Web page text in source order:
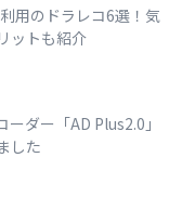
用のドラレコ6選！気
ットも紹介
ダー「AD Plus2.0」
した